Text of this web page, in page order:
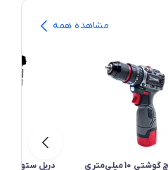
مشاهده همه
دریل پیچ گوشتی 10 میلی‌متری